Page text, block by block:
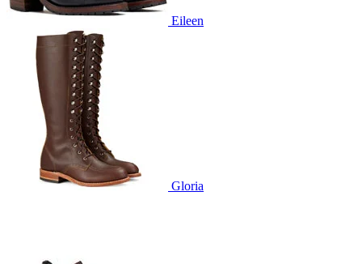
Eileen
Gloria